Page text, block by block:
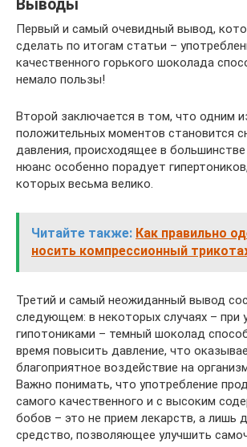
Выводы
Первый и самый очевидный вывод,
сделать по итогам статьи –
качественного горького шоколада
немало пользы!
Второй заключается в том, что одним
положительных моментов становится
давления, происходящее в
нюанс особенно порадует
которых весьма велико.
Читайте также: Как правильно
носить компрессионный
Третий и самый неожиданный вывод
следующем: в некоторых случаях – при
гипотониками – темный шоколад
время повысить давление, что
благоприятное воздействие на
Важно понимать, что употребление
самого качественного и с высоким
бобов – это не прием лекарств, а лишь
средство, позволяющее улучшить